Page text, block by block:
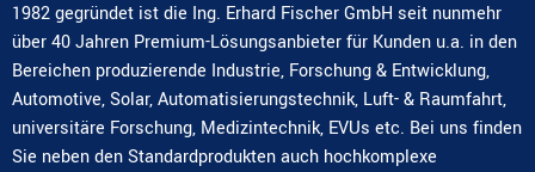
1982 gegründet ist die Ing. Erhard Fischer GmbH seit nunmehr
über 40 Jahren Premium-Lösungsanbieter für Kunden u.a. in den
Bereichen produzierende Industrie, Forschung & Entwicklung,
Automotive, Solar, Automatisierungstechnik, Luft- & Raumfahrt,
universitäre Forschung, Medizintechnik, EVUs etc. Bei uns finden
Sie neben den Standardprodukten auch hochkomplexe